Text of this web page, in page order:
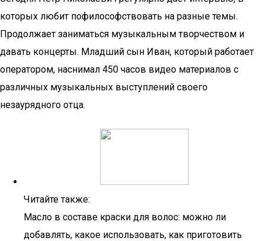
которых любит пофилософствовать на разные темы.
Продолжает заниматься музыкальным творчеством и
давать концерты. Младший сын Иван, который работает
оператором, наснимал 450 часов видео материалов с
различных музыкальных выступлений своего
незаурядного отца.
Читайте также:
Масло в составе краски для волос: можно ли
добавлять, какое использовать, как приготовить